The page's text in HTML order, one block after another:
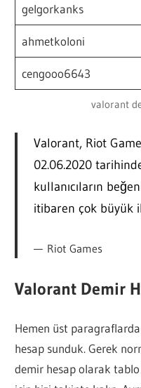
gelgorkanks
ahmetkoloni
cengooo6643
valorant
Valorant, Riot
02.06.2020
kullanıcıların
itibaren çok büyük
Riot Games
Valorant Demir
Hemen üst
hesap sunduk. Gerek
demir hesap olarak